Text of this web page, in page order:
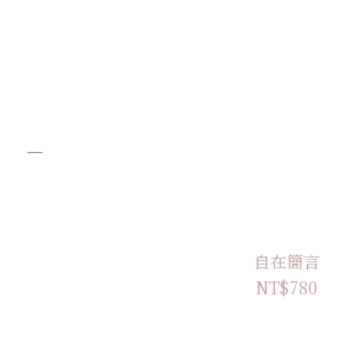
自在簡言
NT$780